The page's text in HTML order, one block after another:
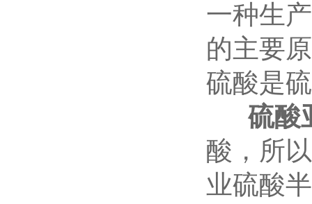
一种生
的主要
硫酸是
硫酸
酸，所
业硫酸